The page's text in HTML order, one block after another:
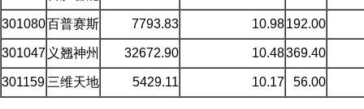
301080百普赛斯 7793.83 10.98192.00
301047 义翘神州 32672.90 10.48369.40
301159 三维天地 5429.11 10.17 56.00